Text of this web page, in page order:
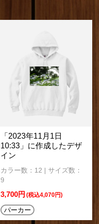
「2023年11月1日
10:33」に作成したデザ
イン
カラー数：12 | サイズ数：
9
3,700円 (税込4,070円)
パーカー